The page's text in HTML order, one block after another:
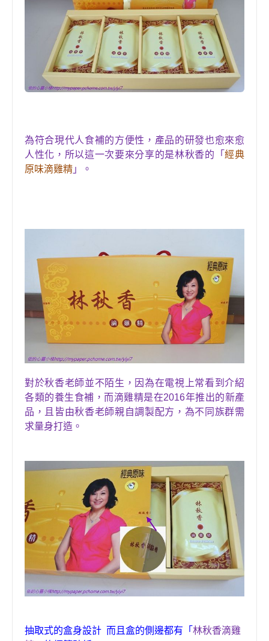
為符合現代人食補的方便性 ， 產品的研發也愈來愈
人性化 ， 所以這一次要來分享的是林秋香的「經典
原味滴雞精 」。
對於秋香老師並不陌生，因為在電視上常看到介紹
各類的養生食補，而滴雞精是在2016年推出的新產
品 ， 且皆由秋香老師親自調製配方，為不同族群需
求量身打造 。
抽取式的盒身設計 而且盒的側邊都有「 林秋香滴雞